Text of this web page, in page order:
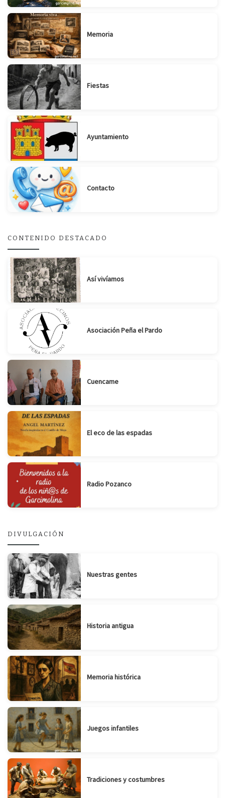
Memoria
Fiestas
Ayuntamiento
Contacto
CONTENIDO DESTACADO
Así vivíamos
Asociación Peña el Pardo
Cuencame
El eco de las espadas
Radio Pozanco
DIVULGACIÓN
Nuestras gentes
Historia antigua
Memoria histórica
Juegos infantiles
Tradiciones y costumbres